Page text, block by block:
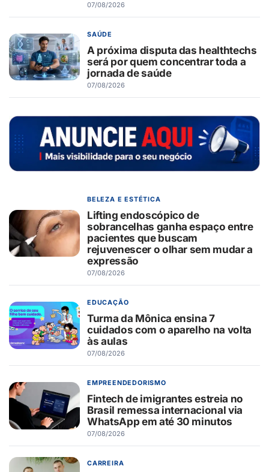
07/08/2026
SAÚDE
A próxima disputa das healthtechs
será por quem concentrar toda a
jornada de saúde
07/08/2026
BELEZA E ESTÉTICA
Lifting endoscópico de
sobrancelhas ganha espaço entre
pacientes que buscam
rejuvenescer o olhar sem mudar a
expressão
07/08/2026
EDUCAÇÃO
Turma da Mônica ensina 7
cuidados com o aparelho na volta
às aulas
07/08/2026
EMPREENDEDORISMO
Fintech de imigrantes estreia no
Brasil remessa internacional via
WhatsApp em até 30 minutos
07/08/2026
CARREIRA